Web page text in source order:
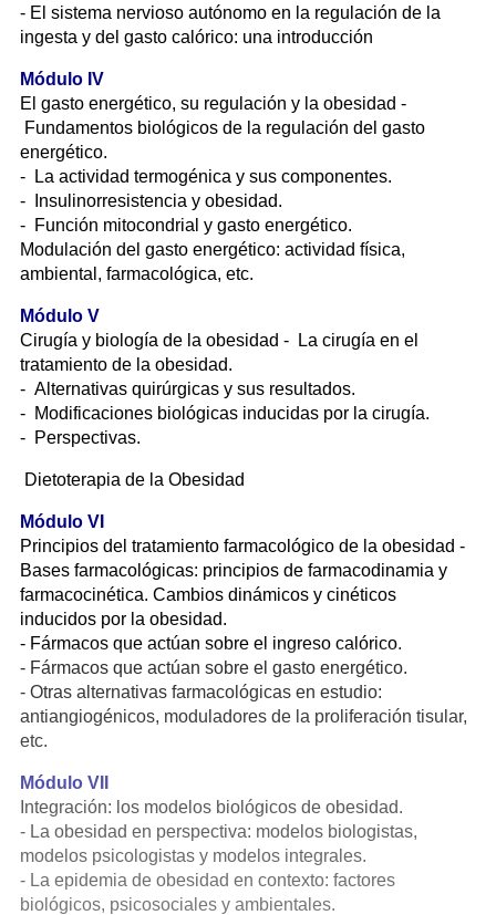
- El sistema nervioso autónomo en la regulación de la
ingesta y del gasto calórico: una introducción
Módulo IV
El gasto energético, su regulación y la obesidad -
Fundamentos biológicos de la regulación del gasto
energético.
- La actividad termogénica y sus componentes.
- Insulinorresistencia y obesidad.
- Función mitocondrial y gasto energético.
Modulación del gasto energético: actividad física,
ambiental, farmacológica, etc.
Módulo V
Cirugía y biología de la obesidad - La cirugía en el
tratamiento de la obesidad.
- Alternativas quirúrgicas y sus resultados.
- Modificaciones biológicas inducidas por la cirugía.
- Perspectivas.
Dietoterapia de la Obesidad
Módulo VI
Principios del tratamiento farmacológico de la obesidad -
Bases farmacológicas: principios de farmacodinamia y
farmacocinética. Cambios dinámicos y cinéticos
inducidos por la obesidad.
- Fármacos que actúan sobre el ingreso calórico.
- Fármacos que actúan sobre el gasto energético.
- Otras alternativas farmacológicas en estudio:
antiangiogénicos, moduladores de la proliferación tisular,
etc.
Módulo VII
Integración: los modelos biológicos de obesidad.
- La obesidad en perspectiva: modelos biologistas,
modelos psicologistas y modelos integrales.
- La epidemia de obesidad en contexto: factores
biológicos, psicosociales y ambientales.